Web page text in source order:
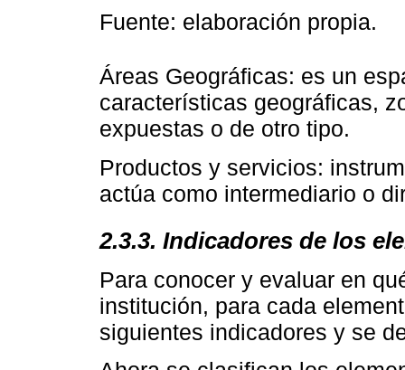
Fuente: elaboración propia.
Áreas Geográficas: es un
características geográficas,
expuestas o de otro tipo.
Productos y servicios:
actúa como intermediario o
2.3.3. Indicadores de los
Para conocer y evaluar en
institución, para cada
siguientes indicadores y se